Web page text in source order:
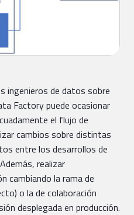
ingenieros de datos sobre
Factory puede ocasionar
el flujo de
cambios sobre distintas
entre los desarrollos de
realizar
cambiando la rama de
o la de colaboración
desplegada en producción.